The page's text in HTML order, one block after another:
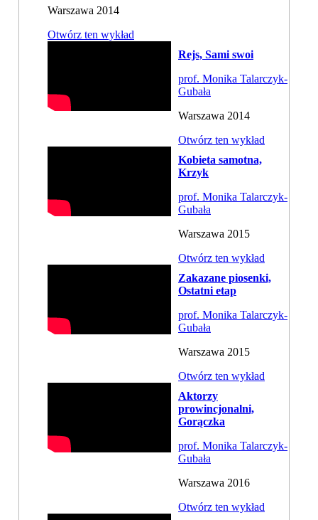
Warszawa 2014
Otwórz ten wykład
Rejs, Sami swoi
prof. Monika Talarczyk-
Gubała
Warszawa 2014
Otwórz ten wykład
Kobieta samotna,
Krzyk
prof. Monika Talarczyk-
Gubała
Warszawa 2015
Otwórz ten wykład
Zakazane piosenki,
Ostatni etap
prof. Monika Talarczyk-
Gubała
Warszawa 2015
Otwórz ten wykład
Aktorzy
prowincjonalni,
Gorączka
prof. Monika Talarczyk-
Gubała
Warszawa 2016
Otwórz ten wykład